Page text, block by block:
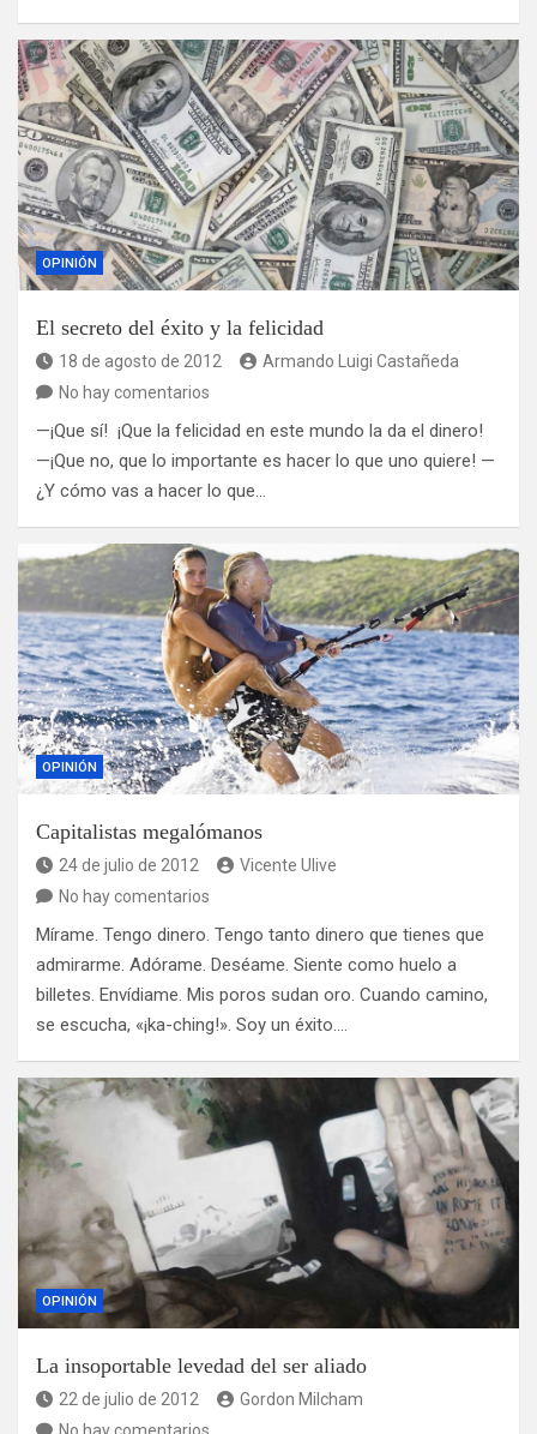
OPINIÓN
El secreto del éxito y la felicidad
18 de agosto de 2012
Armando Luigi Castañeda
No hay comentarios
—¡Que sí! ¡Que la felicidad en este mundo la da el dinero!
—¡Que no, que lo importante es hacer lo que uno quiere! —
¿Y cómo vas a hacer lo que…
OPINIÓN
Capitalistas megalómanos
24 de julio de 2012
Vicente Ulive
No hay comentarios
Mírame. Tengo dinero. Tengo tanto dinero que tienes que
admirarme. Adórame. Deséame. Siente como huelo a
billetes. Envídiame. Mis poros sudan oro. Cuando camino,
se escucha, «¡ka-ching!». Soy un éxito.…
OPINIÓN
La insoportable levedad del ser aliado
22 de julio de 2012
Gordon Milcham